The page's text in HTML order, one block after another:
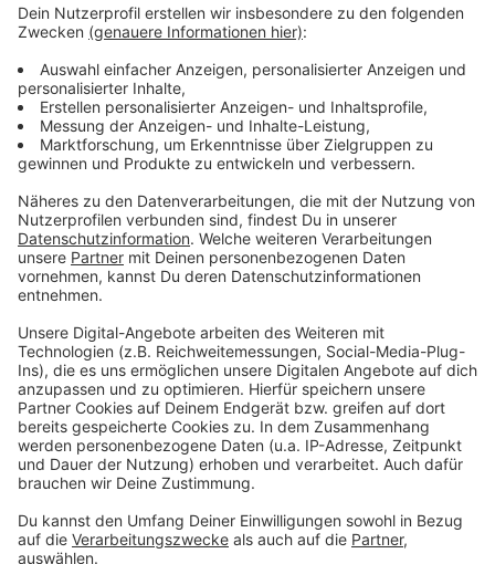
und altersgerecht an Kinder im Primarbereich
vermittelt werden“, sagt Lara Langfort-Riepe, Leiterin
des Euregionalen Medienzentrums. Sie merkt an, dass
Fachkräfte dafür passgenaue Qualifizierungsangebote
und taugliche Praxisanleitungen benötigen. Vor ihrer
Zeit im Medienzentrum hat Langfort-Riepe regelmäßig
Medienkonzepte für den Kölner Ganztag geschrieben
und sie mit Lehramtsstudierenden umgesetzt.
Seitdem hätten sich die technischen Möglichkeiten
rasant weiterentwickelt. So wurden die klassischen
Medienecken in vielen Grundschulen durch mobile
Endgeräte ersetzt. Die können jetzt vielfältig
eingesetzt werden, sagt Ilona Hartung, die
Arbeitsgruppenleiterin im Bildungsbüro und
Koordinatorin der OGS-Steuergruppe: „Von der
Robotik-AG bis hin zum Pausenradio sind in unserer
Region erste Leuchtturmprojekte bereits erfolgreich
gestartet.“
Damit die Einrichtungen des Ganztags einen schnellen
Einstieg in das Thema finden, gibt die Broschüre einen